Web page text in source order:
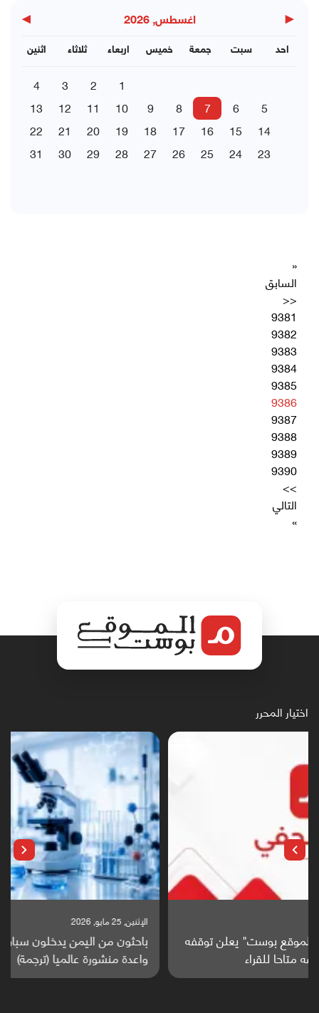
◀ اغسطس, 2026 ▶
اثنين ثلاثاء اربعاء خميس جمعة سبت احد
1
2
3
4
5
6
7
8
9
10
11
12
13
14
15
16
17
18
19
20
21
22
23
24
25
26
27
28
29
30
31
«
السابق
<<
9381
9382
9383
9384
9385
9386
9387
9388
9389
9390
>>
التالي
»
اختيار المحرر
باحثون من اليمن يدخلون سباق أبحاث ألزهايمر بدراسة
واعدة منشورة عالميا (ترجمة)